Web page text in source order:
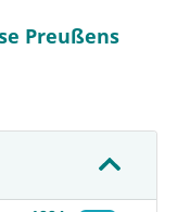
Preußens